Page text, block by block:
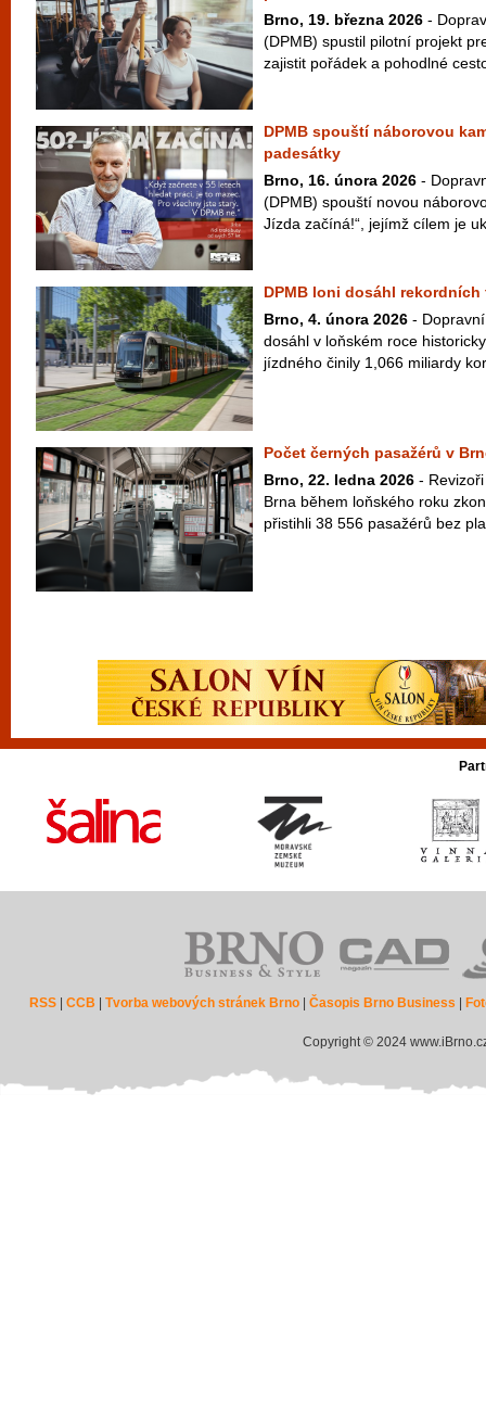
Brno, 19. března 2026 -
(DPMB) spustil pilotní projekt
zajistit pořádek a pohodlné
DPMB spouští náborovou
padesátky
Brno, 16. února 2026 -
(DPMB) spouští novou
Jízda začíná!“, jejímž cílem je
DPMB loni dosáhl
Brno, 4. února 2026 -
dosáhl v loňském roce
jízdného činily 1,066 miliardy
Počet černých pasažérů v
Brno, 22. ledna 2026 -
Brna během loňského roku
přistihli 38 556 pasažérů bez
RSS |CCB |Tvorba webových stránek Brno |Časopis Brno Business
Copyright © 2024